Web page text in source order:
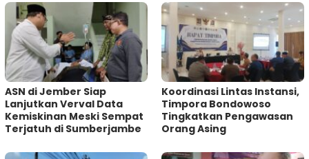
ASN di Jember Siap
Lanjutkan Verval Data
Kemiskinan Meski Sempat
Terjatuh di Sumberjambe
Koordinasi Lintas Instansi,
Timpora Bondowoso
Tingkatkan Pengawasan
Orang Asing